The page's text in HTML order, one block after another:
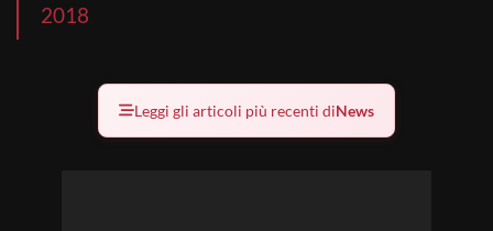
2018
Leggi gli articoli più recenti diNews